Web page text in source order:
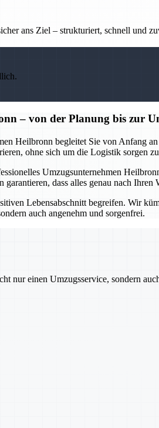
ans Ziel – strukturiert, schnell und
– von der Planung bis zur
Heilbronn begleitet Sie von Anfang
ohne sich um die Logistik sorgen
Umzugsunternehmen
dass alles genau nach Ihren
Lebensabschnitt begreifen. Wir
auch angenehm und sorgenfrei.
nur einen Umzugsservice, sondern